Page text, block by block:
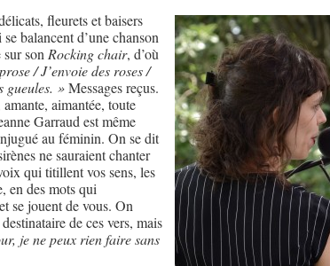
fleurets et baisers
balancent d’une chanson
sur son Rocking chair, d’où
/ J’envoie des roses /
gueules. »Messages reçus.
aimantée, toute
Garraud est même
au féminin. On se dit
ne sauraient chanter
qui titillent vos sens, les
en des mots qui
se jouent de vous. On
de ces vers, mais
je ne peux rien faire sans